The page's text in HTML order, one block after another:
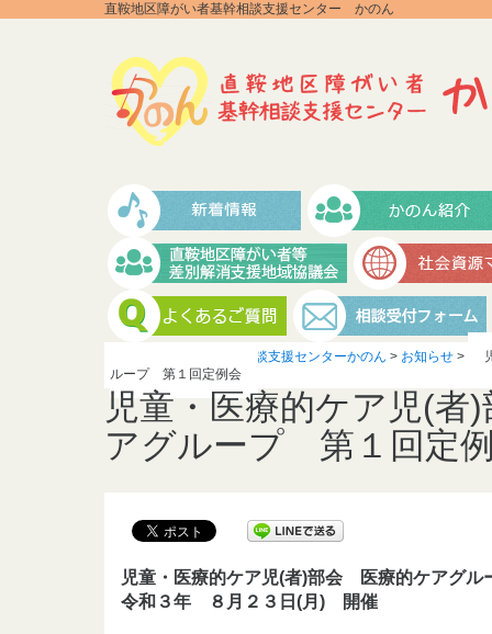
直鞍地区障がい者基幹相談支援センター かのん
直鞍地区障がい者基幹相談支援センターかのん > お知らせ >
ループ 第１回定例会
児童・医療的ケア児(
アグループ 第１回定
児童・医療的ケア児(者)部会 医療的ケア
令和３年 ８月２３日(月) 開催